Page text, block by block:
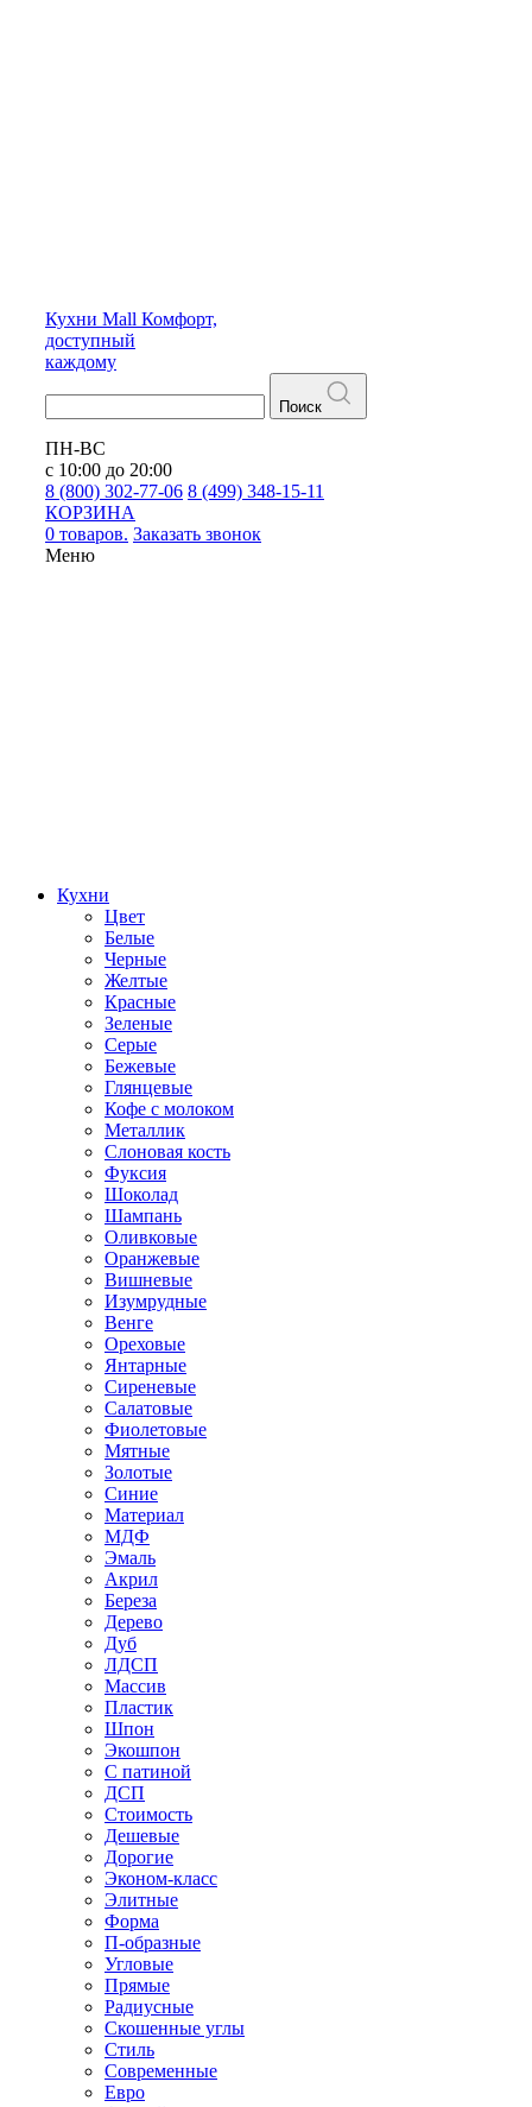
Кухни Mall Комфорт,
доступный
каждому
Поиск
ПН-ВС
с 10:00 до 20:00
8 (800) 302-77-06 8 (499) 348-15-11
КОРЗИНА
0 товаров. Заказать звонок
Меню
Кухни
Цвет
Белые
Черные
Желтые
Красные
Зеленые
Серые
Бежевые
Глянцевые
Кофе с молоком
Металлик
Слоновая кость
Фуксия
Шоколад
Шампань
Оливковые
Оранжевые
Вишневые
Изумрудные
Венге
Ореховые
Янтарные
Сиреневые
Салатовые
Фиолетовые
Мятные
Золотые
Синие
Материал
МДФ
Эмаль
Акрил
Береза
Дерево
Дуб
ЛДСП
Массив
Пластик
Шпон
Экошпон
С патиной
ДСП
Стоимость
Дешевые
Дорогие
Эконом-класс
Элитные
Форма
П-образные
Угловые
Прямые
Радиусные
Скошенные углы
Стиль
Современные
Евро